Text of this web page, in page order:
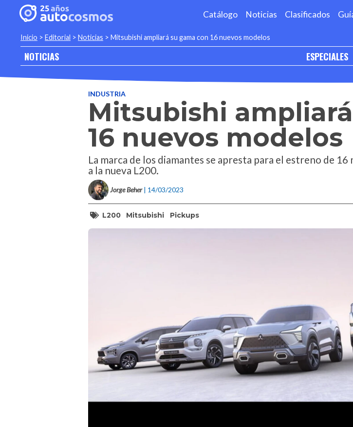
Catálogo Noticias Clasificados
Inicio > Editorial > Noticias > Mitsubishi ampliará su gama con 16 nuevos modelos
NOTICIAS ESPECIALES
INDUSTRIA
Mitsubishi
16 nuevos modelos
La marca de los diamantes se apresta para el estreno de
a la nueva L200.
Jorge Beher | 14/03/2023
L200 Mitsubishi Pickups